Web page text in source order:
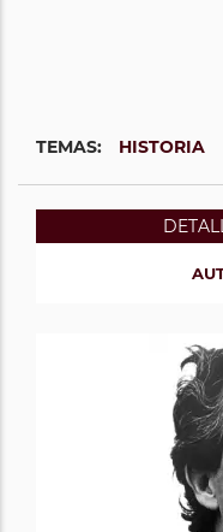
TEMAS: HISTORIA